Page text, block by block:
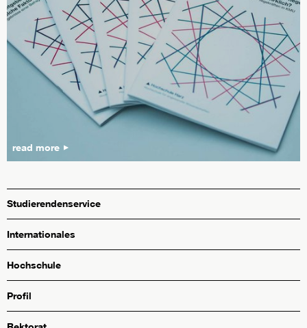
read more
Studierendenservice
Internationales
Hochschule
Profil